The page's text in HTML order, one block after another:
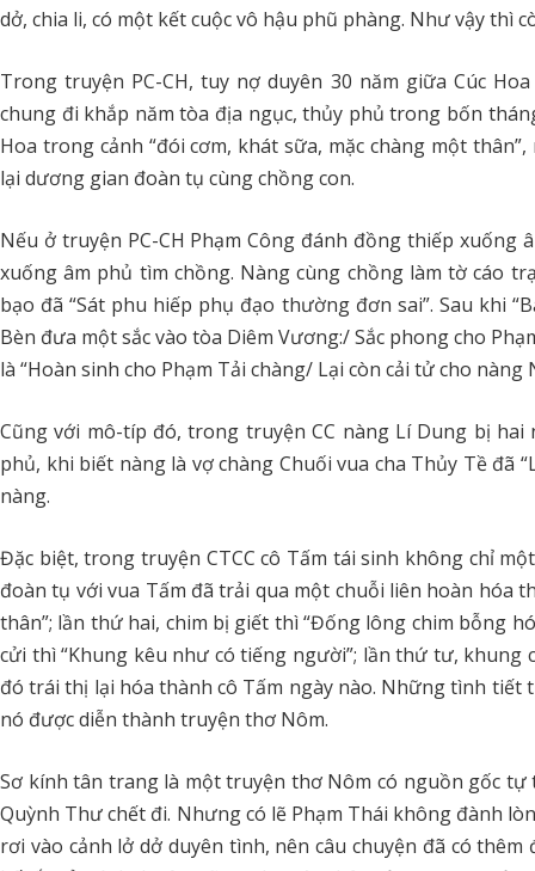
dở, chia li, có một kết cuộc vô hậu phũ phàng. Như vậy thì
Trong truyện PC-CH, tuy nợ duyên 30 năm giữa Cúc
chung đi khắp năm tòa địa ngục, thủy phủ trong bốn
Hoa trong cảnh “đói cơm, khát sữa, mặc chàng một
lại dương gian đoàn tụ cùng chồng con.
Nếu ở truyện PC-CH Phạm Công đánh đồng thiếp
xuống âm phủ tìm chồng. Nàng cùng chồng làm tờ cáo
bạo đã “Sát phu hiếp phụ đạo thường đơn sai”. Sau khi
Bèn đưa một sắc vào tòa Diêm Vương:/ Sắc phong cho
là “Hoàn sinh cho Phạm Tải chàng/ Lại còn cải tử cho nàng
Cũng với mô-típ đó, trong truyện CC nàng Lí Dung bị
phủ, khi biết nàng là vợ chàng Chuối vua cha Thủy Tề đã
nàng.
Đặc biệt, trong truyện CTCC cô Tấm tái sinh không chỉ
đoàn tụ với vua Tấm đã trải qua một chuỗi liên hoàn hóa
thân”; lần thứ hai, chim bị giết thì “Đống lông chim bỗng
cửi thì “Khung kêu như có tiếng người”; lần thứ tư,
đó trái thị lại hóa thành cô Tấm ngày nào. Những tình
nó được diễn thành truyện thơ Nôm.
Sơ kính tân trang là một truyện thơ Nôm có nguồn gốc
Quỳnh Thư chết đi. Nhưng có lẽ Phạm Thái không đành
rơi vào cảnh lở dở duyên tình, nên câu chuyện đã có